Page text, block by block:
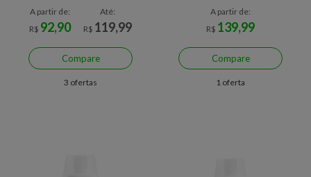
A partir de:
R$ 92,90
Até:
R$ 119,99
Compare
3 ofertas
A partir de:
R$ 139,99
Compare
1 oferta